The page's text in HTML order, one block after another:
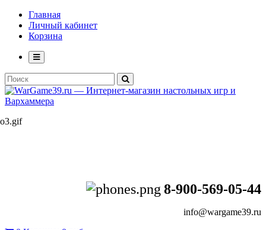
Главная
Личный кабинет
Корзина
8-900-569-05-44
info@wargame39.ru